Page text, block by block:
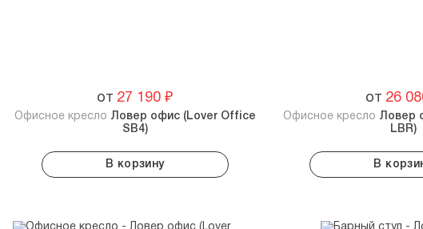
от 27 190 ₽
Офисное кресло Ловер офис (Lover Office
SB4)
В корзину
от 26
Офисное кресло Ловер
LBR)
В